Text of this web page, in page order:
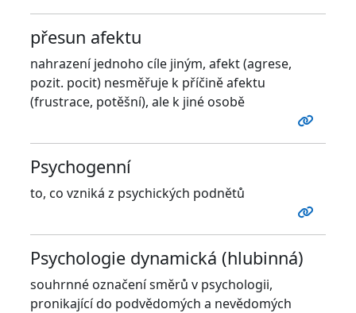
přesun afektu
nahrazení jednoho cíle jiným, afekt (agrese,
pozit. pocit) nesměřuje k příčině afektu
(frustrace, potěšní), ale k jiné osobě
Psychogenní
to, co vzniká z psychických podnětů
Psychologie dynamická (hlubinná)
souhrnné označení směrů v psychologii,
pronikající do podvědomých a nevědomých